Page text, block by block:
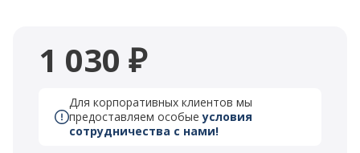
1 030 ₽
Для корпоративных клиентов мы
предоставляем особыеусловия
сотрудничества с нами!